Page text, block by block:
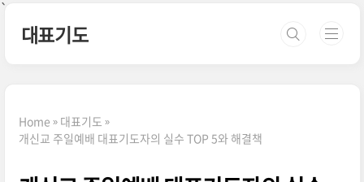
`
본문 바로가기
대표기도
Home
대표기도
개신교 주일예배 대표기도자의 실수 TOP 5와 해결책